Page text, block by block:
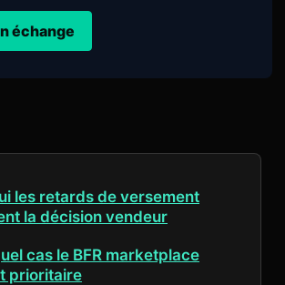
échange
les retards de versement
la décision vendeur
cas le BFR marketplace
prioritaire